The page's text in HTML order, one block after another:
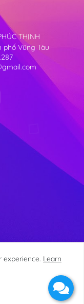
THỊNH
phố Vũng Tàu
experience. Learn